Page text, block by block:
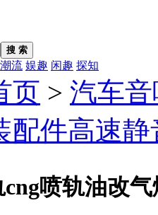
搜 索
潮流 娱趣 闲趣 探知
页 > 汽车
配件高速
喷轨油改